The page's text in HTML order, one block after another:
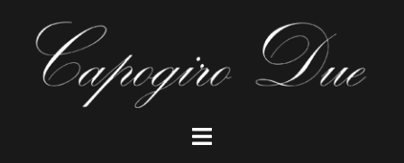
contenuto
Mostra/Nascondi